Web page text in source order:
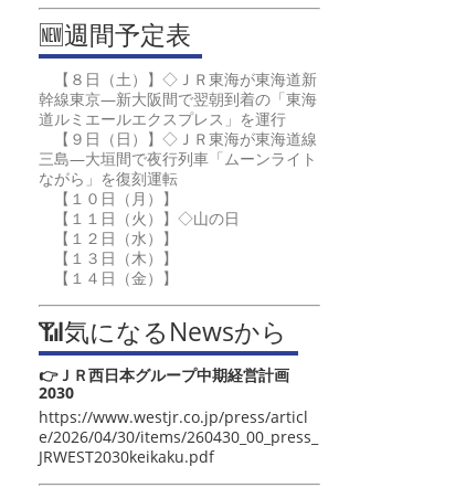
🆕週間予定表
【８日（土）】◇ＪＲ東海が東海道新
幹線東京―新大阪間で翌朝到着の「東海
道ルミエールエクスプレス」を運行
【９日（日）】◇ＪＲ東海が東海道線
三島―大垣間で夜行列車「ムーンライト
ながら」を復刻運転
【１０日（月）】
【１１日（火）】◇山の日
【１２日（水）】
【１３日（木）】
【１４日（金）】
📶気になるNewsから
👉ＪＲ西日本グループ中期経営計画
2030
https://www.westjr.co.jp/press/articl
e/2026/04/30/items/260430_00_press_
JRWEST2030keikaku.pdf